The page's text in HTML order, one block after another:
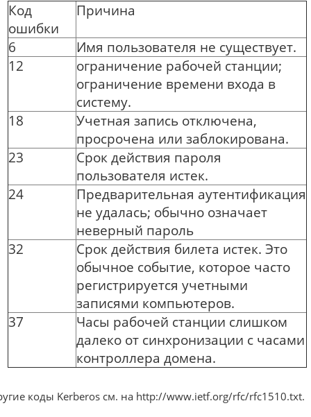
Код
ошибки
Причина
6
Имя пользователя не существует.
12
ограничение рабочей станции;
ограничение времени входа в
систему.
18
Учетная запись отключена,
просрочена или заблокирована.
23
Срок действия пароля
пользователя истек.
24
Предварительная аутентификация
не удалась; обычно означает
неверный пароль
32
Срок действия билета истек. Это
обычное событие, которое часто
регистрируется учетными
записями компьютеров.
37
Часы рабочей станции слишком
далеко от синхронизации с часами
контроллера домена.
коды Kerberos см. на http://www.ietf.org/rfc/rfc1510.txt.